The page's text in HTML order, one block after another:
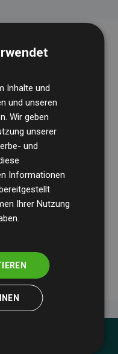
BDOüberprüft
und Methodik, um
Investitionen in
200 % der
der teilnehmenden
Nachweis für die
Ansatzes.
Inhalte und
und unseren
Wir geben
unserer
und
Informationen
Ihrer Nutzung